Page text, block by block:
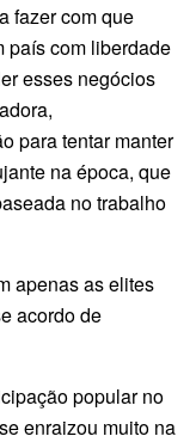
fazer com que
país com liberdade
esses negócios
para tentar manter
na época, que
no trabalho
apenas as elites
acordo de
popular no
enraizou muito na